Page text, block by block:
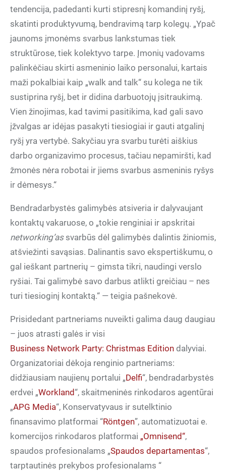
tendencija, padedanti kurti stipresnį komandinį ryšį,
skatinti produktyvumą, bendravimą tarp kolegų. „Ypač
jaunoms įmonėms svarbus lankstumas tiek
struktūrose, tiek kolektyvo tarpe. Įmonių vadovams
palinkėčiau skirti asmeninio laiko personalui, kartais
maži pokalbiai kaip „walk and talk“ su kolega ne tik
sustiprina ryšį, bet ir didina darbuotojų įsitraukimą.
Vien žinojimas, kad tavimi pasitikima, kad gali savo
įžvalgas ar idėjas pasakyti tiesiogiai ir gauti atgalinį
ryšį yra vertybė. Sakyčiau yra svarbu turėti aiškius
darbo organizavimo procesus, tačiau nepamiršti, kad
žmonės nėra robotai ir jiems svarbus asmeninis ryšys
ir dėmesys.“
Bendradarbystės galimybės atsiveria ir dalyvaujant
kontaktų vakaruose, o „tokie renginiai ir apskritai
networking’assvarbūs dėl galimybės dalintis žiniomis,
atšviežinti savąsias. Dalinantis savo ekspertiškumu, o
gal ieškant partnerių – gimsta tikri, naudingi verslo
ryšiai. Tai galimybė savo darbus atlikti greičiau – nes
turi tiesioginį kontaktą.“ — teigia pašnekovė.
Prisidedant partneriams nuveikti galima daug daugiau
– juos atrasti galės ir visi
Business Network Party: Christmas Edition dalyviai.
Organizatoriai dėkoja renginio partneriams:
didžiausiam naujienų portalui „Delfi“, bendradarbystės
erdvei „Workland “, skaitmeninės rinkodaros agentūrai
„APG Media“, Konservatyvaus ir sutelktinio
finansavimo platformai “Röntgen”, automatizuotai e.
komercijos rinkodaros platformai „Omnisend“,
spaudos profesionalams „Spaudos departamentas“,
tarptautinės prekybos profesionalams “